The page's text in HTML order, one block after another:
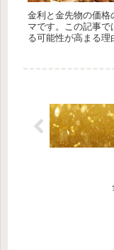
金利と金先物の価格
マです。この記事
る可能性が高まる理由に